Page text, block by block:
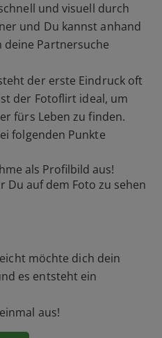
und visuell durch
und Du kannst anhand
Partnersuche
der erste Eindruck oft
der Fotoflirt ideal, um
fürs Leben zu finden.
folgenden Punkte
als Profilbild aus!
Du auf dem Foto zu sehen
möchte dich dein
es entsteht ein
aus!